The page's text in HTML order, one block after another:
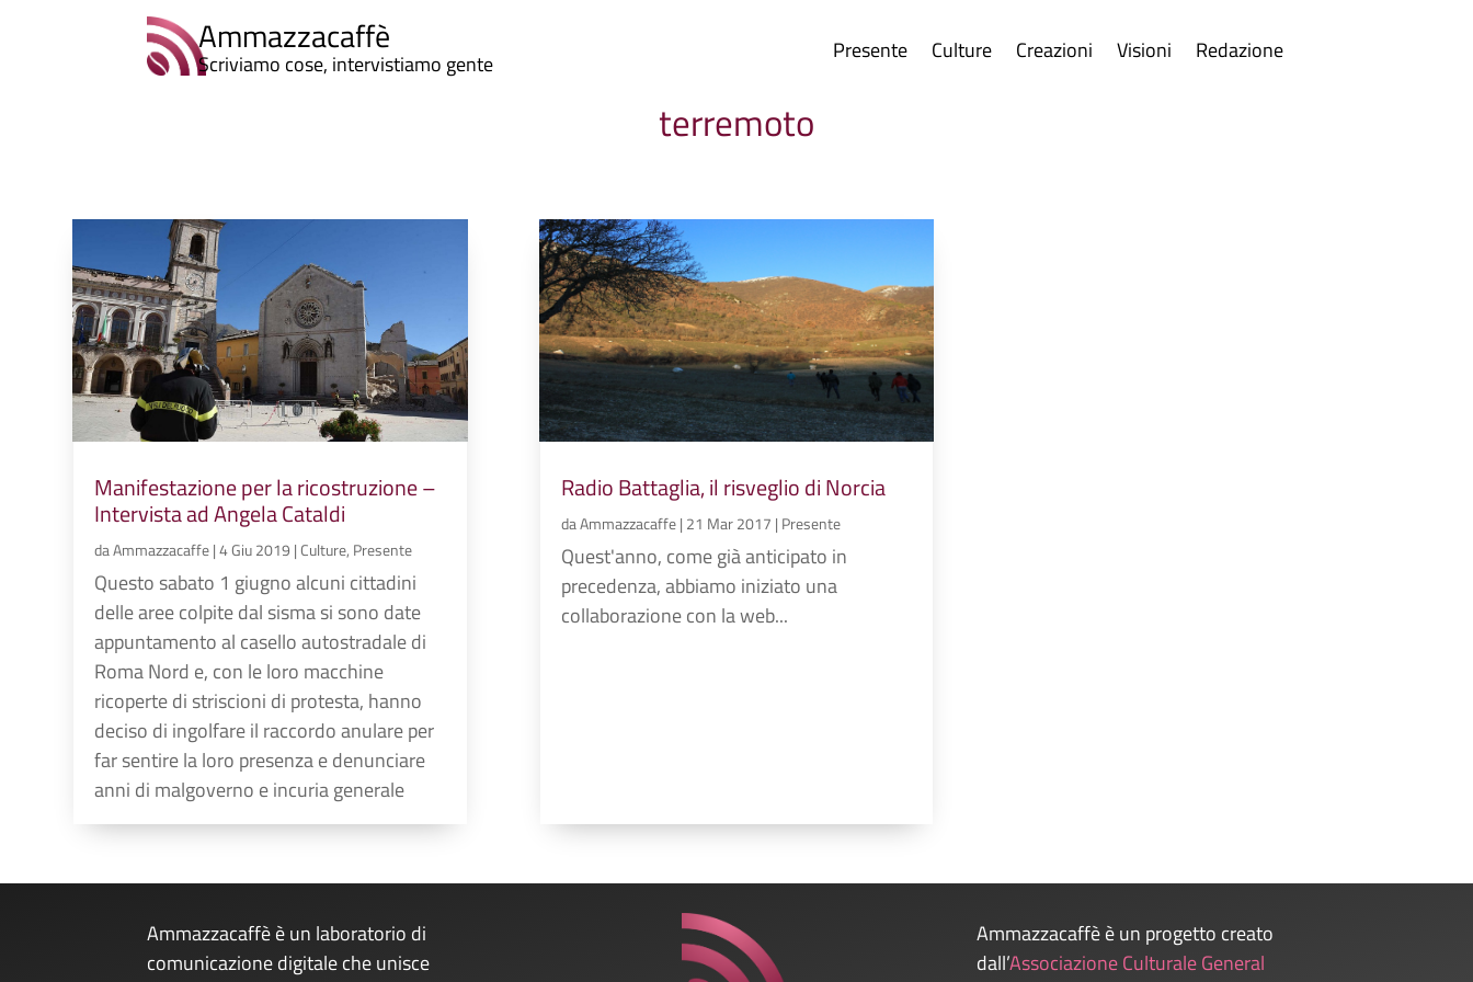
Ammazzacaffè
Scriviamo cose, intervistiamo gente Presente Culture Creazioni Visioni Redazione
terremoto
Manifestazione per la ricostruzione –
Intervista ad Angela Cataldi
daAmmazzacaffe|4 Giu 2019 |Culture, Presente
Questo sabato 1 giugno alcuni cittadini
delle aree colpite dal sisma si sono date
appuntamento al casello autostradale di
Roma Nord e, con le loro macchine
ricoperte di striscioni di protesta, hanno
deciso di ingolfare il raccordo anulare per
far sentire la loro presenza e denunciare
anni di malgoverno e incuria generale
Radio Battaglia, il risveglio di Norcia
daAmmazzacaffe| 21 Mar 2017 | Presente
Quest'anno, come già anticipato in
precedenza, abbiamo iniziato una
collaborazione con la web...
Ammazzacaffè è un laboratorio di
comunicazione digitale che unisce
Ammazzacaffè è un progetto creato
dall’Associazione Culturale General